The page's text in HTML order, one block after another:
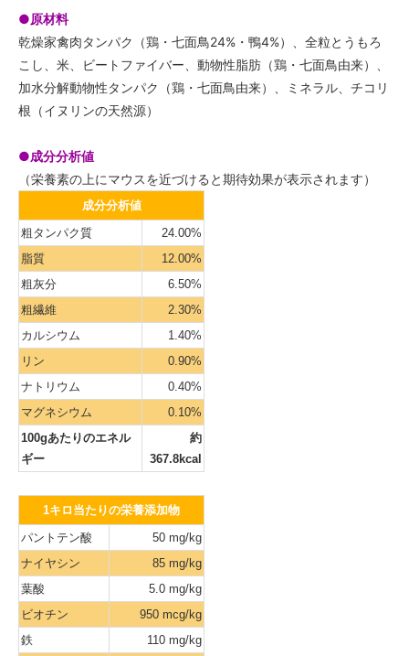
●原材料
乾燥家禽肉タンパク（鶏・七面鳥24%・鴨4%）、全粒とうもろ
こし、米、ビートファイバー、動物性脂肪（鶏・七面鳥由来）、
加水分解動物性タンパク（鶏・七面鳥由来）、ミネラル、チコリ
根（イヌリンの天然源）
●成分分析値
（栄養素の上にマウスを近づけると期待効果が表示されます）
成分分析値
粗タンパク質
24.00%
脂質
12.00%
粗灰分
6.50%
粗繊維
2.30%
カルシウム
1.40%
リン
0.90%
ナトリウム
0.40%
マグネシウム
0.10%
100gあたりのエネル
ギー
約
367.8kcal
1キロ当たりの栄養添加物
パントテン酸
50 mg/kg
ナイヤシン
85 mg/kg
葉酸
5.0 mg/kg
ビオチン
950 mcg/kg
鉄
110 mg/kg